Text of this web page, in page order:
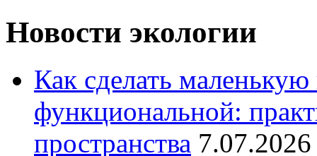
Новости экологии
Как сделать
функциональной:
пространства